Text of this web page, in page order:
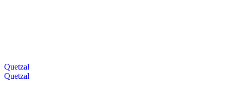
Quetzal
Quetzal